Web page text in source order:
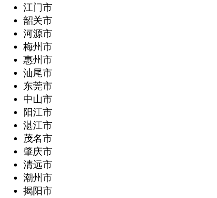
江门市
韶关市
河源市
梅州市
惠州市
汕尾市
东莞市
中山市
阳江市
湛江市
茂名市
肇庆市
清远市
潮州市
揭阳市